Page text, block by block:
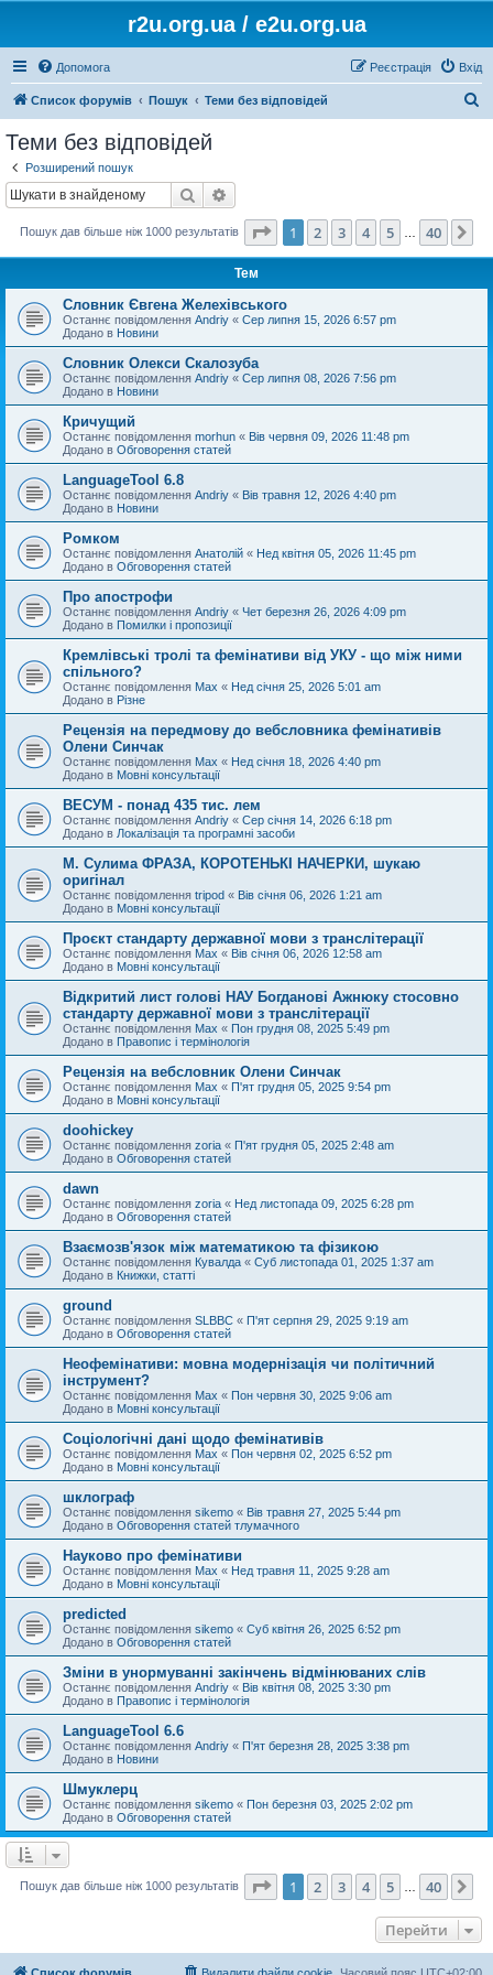
r2u.org.ua / e2u.org.ua
Допомога Вхід
Реєстрація
Список форумів Пошук Теми без відповідей
Теми без відповідей
Розширений пошук
Пошук
Пошук дав більше ніж 1000 результатів Сторінка 1 40
1 2 3 4 5 40
Тем
Словник Євгена Желехівського
Останнє повідомлення Andriy « Сер липня 15, 2026 6:57 pm
Додано в Новини
Словник Олекси Скалозуба
Останнє повідомлення Andriy « Сер липня 08, 2026 7:56 pm
Додано в Новини
Кричущий
Останнє повідомлення morhun « Вів червня 09, 2026 11:48 pm
Додано в Обговорення статей
LanguageTool 6.8
Останнє повідомлення Andriy « Вів травня 12, 2026 4:40 pm
Додано в Новини
Ромком
Останнє повідомлення Анатолій « Нед квітня 05, 2026 11:45 pm
Додано в Обговорення статей
Про апострофи
Останнє повідомлення Andriy « Чет березня 26, 2026 4:09 pm
Додано в Помилки і пропозиції
Кремлівські тролі та фемінативи від УКУ - що між ними
спільного?
Останнє повідомлення Max « Нед січня 25, 2026 5:01 am
Додано в Різне
Рецензія на передмову до вебсловника фемінативів
Олени Синчак
Останнє повідомлення Max « Нед січня 18, 2026 4:40 pm
Додано в Мовні консультації
ВЕСУМ - понад 435 тис. лем
Останнє повідомлення Andriy « Сер січня 14, 2026 6:18 pm
Додано в Локалізація та програмні засоби
М. Сулима ФРАЗА, КОРОТЕНЬКІ НАЧЕРКИ, шукаю
оригінал
Останнє повідомлення tripod « Вів січня 06, 2026 1:21 am
Додано в Мовні консультації
Проєкт стандарту державної мови з транслітерації
Останнє повідомлення Max « Вів січня 06, 2026 12:58 am
Додано в Мовні консультації
Відкритий лист голові НАУ Богданові Ажнюку стосовно
стандарту державної мови з транслітерації
Останнє повідомлення Max « Пон грудня 08, 2025 5:49 pm
Додано в Правопис і термінологія
Рецензія на вебсловник Олени Синчак
Останнє повідомлення Max « П'ят грудня 05, 2025 9:54 pm
Додано в Мовні консультації
doohickey
Останнє повідомлення zoria « П'ят грудня 05, 2025 2:48 am
Додано в Обговорення статей
dawn
Останнє повідомлення zoria « Нед листопада 09, 2025 6:28 pm
Додано в Обговорення статей
Взаємозв'язок між математикою та фізикою
Останнє повідомлення Кувалда « Суб листопада 01, 2025 1:37 am
Додано в Книжки, статті
ground
Останнє повідомлення SLBBC « П'ят серпня 29, 2025 9:19 am
Додано в Обговорення статей
Неофемінативи: мовна модернізація чи політичний
інструмент?
Останнє повідомлення Max « Пон червня 30, 2025 9:06 am
Додано в Мовні консультації
Соціологічні дані щодо фемінативів
Останнє повідомлення Max « Пон червня 02, 2025 6:52 pm
Додано в Мовні консультації
шклограф
Останнє повідомлення sikemo « Вів травня 27, 2025 5:44 pm
Додано в Обговорення статей тлумачного
Науково про фемінативи
Останнє повідомлення Max « Нед травня 11, 2025 9:28 am
Додано в Мовні консультації
predicted
Останнє повідомлення sikemo « Суб квітня 26, 2025 6:52 pm
Додано в Обговорення статей
Зміни в унормуванні закінчень відмінюваних слів
Останнє повідомлення Andriy « Вів квітня 08, 2025 3:30 pm
Додано в Правопис і термінологія
LanguageTool 6.6
Останнє повідомлення Andriy « П'ят березня 28, 2025 3:38 pm
Додано в Новини
Шмуклерц
Останнє повідомлення sikemo « Пон березня 03, 2025 2:02 pm
Додано в Обговорення статей
Пошук дав більше ніж 1000 результатів Сторінка 1 40
1 2 3 4 5 40
Перейти
Список форумів Часовий пояс UTC+02:00
Видалити файли cookie